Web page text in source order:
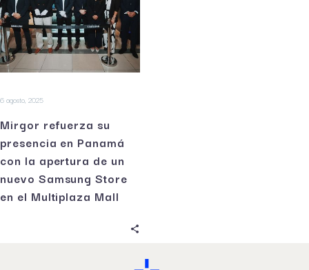
6 agosto, 2025
Mirgor refuerza su
presencia en Panamá
con la apertura de un
nuevo Samsung Store
en el Multiplaza Mall